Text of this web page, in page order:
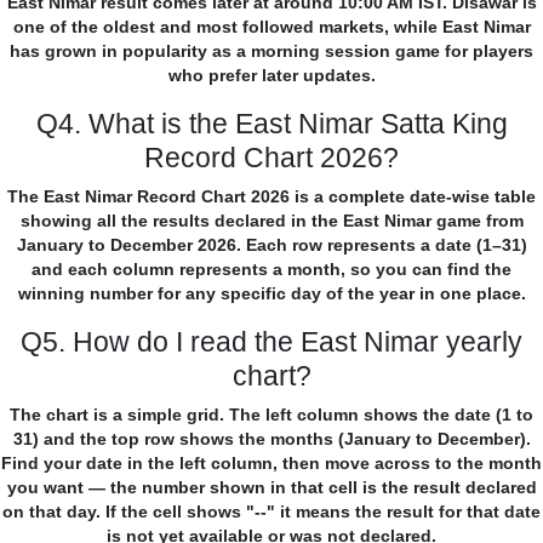
one of the oldest and most followed markets, while East Nimar
has grown in popularity as a morning session game for players
who prefer later updates.
Q4. What is the East Nimar Satta King
Record Chart 2026?
The East Nimar Record Chart 2026 is a complete date-wise table
showing all the results declared in the East Nimar game from
January to December 2026. Each row represents a date (1–31)
and each column represents a month, so you can find the
winning number for any specific day of the year in one place.
Q5. How do I read the East Nimar yearly
chart?
The chart is a simple grid. The left column shows the date (1 to
31) and the top row shows the months (January to December).
Find your date in the left column, then move across to the month
you want — the number shown in that cell is the result declared
on that day. If the cell shows "--" it means the result for that date
is not yet available or was not declared.